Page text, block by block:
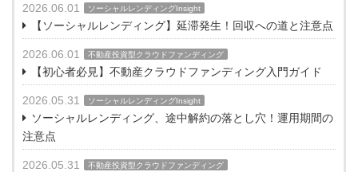
2026.06.01 ソーシャルレンディングInsight
【ソーシャルレンディング】延滞発生！回収への道と注意点
2026.06.01 不動産投資型クラウドファンディング
【初心者必見】不動産クラウドファンディング入門ガイド
2026.05.31 ソーシャルレンディングInsight
ソーシャルレンディング、途中解約の落とし穴！運用期間の
注意点
2026.05.31 不動産投資型クラウドファンディング